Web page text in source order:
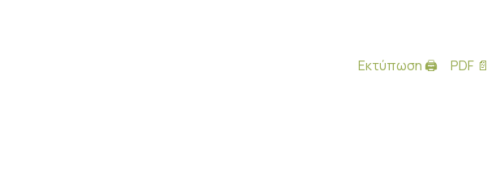
Εκτύπωση 🖨 PDF 📄